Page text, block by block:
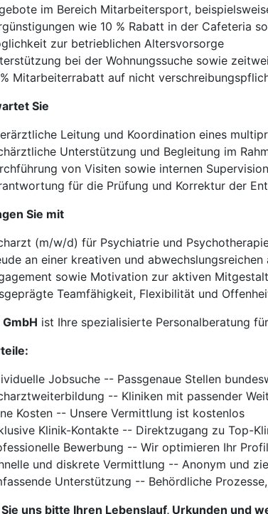
im Bereich Mitarbeitersport,
wie 10 % Rabatt in der Cafeteria
zur betrieblichen Altersvorsorge
bei der Wohnungssuche sowie
Mitarbeiterrabatt auf nicht
Sie
Leitung und Koordination eines
Unterstützung und Begleitung im
von Visiten sowie internen
für die Prüfung und Korrektur der
Sie mit
(m/w/d) für Psychiatrie und
an einer kreativen und
sowie Motivation zur aktiven
Teamfähigkeit, Flexibilität und
GmbH ist Ihre spezialisierte Personalberatung
Jobsuche -- Passgenaue Stellen
-- Kliniken mit passender
Kosten -- Unsere Vermittlung ist kostenlos
Klinik-Kontakte -- Direktzugang zu Top-
Bewerbung -- Wir optimieren Ihr
und diskrete Vermittlung -- Anonym und
Unterstützung -- Behördliche
uns bitte Ihren Lebenslauf, Urkunden und